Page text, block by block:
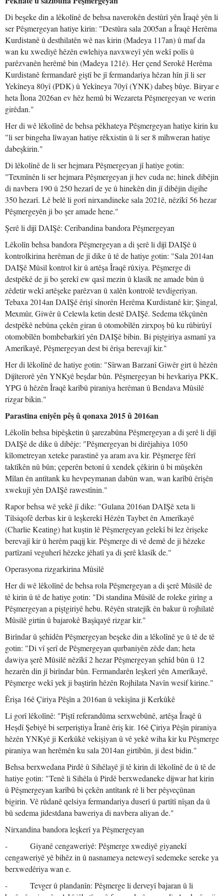
Di beşeke din a lêkolînê de behsa naverokên destûrî yên Îraqê yên li
ser Pêşmergeyan hatiye kirin: "Destûra sala 2005an a Îraqê Herêma
Kurdistanê û desthilatên wê nas kirin (Madeya 117an) û maf da
wan ku xwediyê hêzên ewlehiya navxweyî yên wekî polîs û
parêzvanên herêmê bin (Madeya 121ê). Her çend Serokê Herêma
Kurdistanê fermandarê giştî be jî fermandariya hêzan hîn jî li ser
Yekîneya 80yî (PDK) û Yekîneya 70yî (YNK) dabeş bûye. Biryar e
heta Îlona 2026an ev hêz hemû bi Wezareta Pêşmergeyan ve werin
girêdan."
Her di wê lêkolînê de behsa pêkhateya Pêşmergeyan hatiye kirin ku
"li ser bingeha lîwayan hatiye rêkxistin û li ser 8 mîhweran hatiye
dabeşkirin."
Di lêkolînê de li ser hejmara Pêşmergeyan jî hatiye gotin:
"Texmînên li ser hejmara Pêşmergeyan ji hev cuda ne; hinek dibêjin
di navbera 190 û 250 hezarî de ye û hinekên din jî dibêjin digihe
350 hezarî. Lê belê li gorî nirxandineke sala 2021ê, nêzîkî 56 hezar
Pêşmergeyên ji bo şer amade hene."
Şerê li dijî DAIŞê: Ceribandina bandora Pêşmergeyan
Lêkolîn behsa bandora Pêşmergeyan a di şerê li dijî DAIŞê û
kontrolkirina herêman de jî dike û tê de hatiye gotin: "Sala 2014an
DAIŞê Mûsil kontrol kir û artêşa Îraqê rûxiya. Pêşmerge di
destpêkê de ji bo şerekî ew qasî mezin û klasîk ne amade bûn û
zêdetir wekî artêşeke parêzvan û xalên kontrolê tevdigeriyan.
Tebaxa 2014an DAIŞê êrişî sînorên Herêma Kurdistanê kir; Şingal,
Mexmûr, Giwêr û Celewla ketin destê DAIŞê. Sedema têkçûnên
destpêkê nebûna çekên giran û otomobîlên zirxpoş bû ku rûbirûyî
otomobîlên bombebarkirî yên DAIŞê bibin. Bi piştgiriya asmanî ya
Amerîkayê, Pêşmergeyan dest bi êrişa berevajî kir."
Her di lêkolînê de hatiye gotin: "Sîrwan Barzanî Giwêr girt û hêzên
Dijîterorê yên YNKyê beşdar bûn. Pêşmergeyan bi hevkariya PKK,
YPG û hêzên Îraqê karîbû piraniya herêman û Bendava Mûsilê
rizgar bikin."
Parastina eniyên pêş û qonaxa 2015 û 2016an
Lêkolîn behsa bipêşketin û şarezabûna Pêşmergeyan a di şerê li dijî
DAIŞê de dike û dibêje: "Pêşmergeyan bi dirêjahiya 1050
kîlometreyan xeteke parastinê ya aram ava kir. Pêşmerge fêrî
taktîkên nû bûn; çeperên betonî û xendek çêkirin û bi mûşekên
Mîlan ên antîtank ku hevpeymanan dabûn wan, wan karîbû êrişên
xwekujî yên DAIŞê rawestînin."
Rapor behsa wê yekê jî dike: "Gulana 2016an DAIŞê xeta li
Tilsiqofê derbas kir û leşkerekî Hêzên Taybet ên Amerîkayê
(Charlie Keating) hat kuştin lê Pêşmergeyan gelekî bi lez êrişeke
berevajî kir û herêm paqij kir. Pêşmerge di vê demê de ji hêzeke
partîzanî veguherî hêzeke jêhatî ya di şerê klasîk de."
Operasyona rizgarkirina Mûsilê
Her di wê lêkolînê de behsa rola Pêşmergeyan a di şerê Mûsilê de
tê kirin û tê de hatiye gotin: "Di standina Mûsilê de roleke girîng a
Pêşmergeyan a piştgiriyê hebu. Rêyên stratejîk ên bakur û rojhilatê
Mûsilê girtin û bajarokê Başîqayê rizgar kir."
Birîndar û şehîdên Pêşmergeyan beşeke din a lêkolînê ye û tê de tê
gotin: "Di vî şerî de Pêşmergeyan qurbaniyên zêde dan; heta
dawiya şerê Mûsilê nêzîkî 2 hezar Pêşmergeyan şehîd bûn û 12
hezarên din jî birîndar bûn. Fermandarên leşkerî yên Amerîkayê,
Pêşmerge wekî yek ji baştirîn hêzên Rojhilata Navîn wesif kirine."
Êrişa 16ê Çiriya Pêşîn a 2016an û vekişîna ji Kerkûkê
Li gorî lêkolînê: "Piştî referandûma serxwebûnê, artêşa Îraqê û
Heşdî Şebiyê bi serperiştiya Îranê êriş kir. 16ê Çiriya Pêşîn piraniya
hêzên YNKyê ji Kerkûkê vekişiyan û vê yekê wiha kir ku Pêşmerge
piraniya wan herêmên ku sala 2014an girtibûn, ji dest bidin."
Behsa berxwedana Pirdê û Sihêlayê jî tê kirin di lêkolînê de û tê de
hatiye gotin: "Tenê li Sihêla û Pirdê berxwedaneke dijwar hat kirin
û Pêşmergeyan karîbû bi çekên antîtank rê li ber pêşveçûnan
bigirin. Vê rûdanê qelsiya fermandariya duserî û partîtî nîşan da û
bû sedema jidestdana baweriya di navbera aliyan de."
Nirxandina bandora leşkerî ya Pêşmergeyan
- Giyanê cengaweriyê: Pêşmerge xwediyê giyanekî
cengaweriyê yê bihêz in û nasnameya neteweyî sedemeke sereke ya
berxwedêriya wan e.
- Tevger û plandanîn: Pêşmerge li derveyî bajaran û li